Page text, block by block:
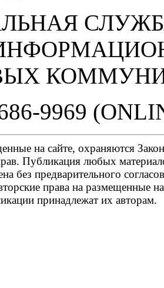
9969
на сайте, охраняются
Публикация любых
без предварительного
права на размещенные на
принадлежат их авторам.